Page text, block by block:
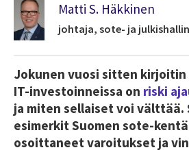
Matti S. Häkkinen
johtaja, sote- ja
Jokunen vuosi sitten
IT-investoinneissa on riski
ja miten sellaiset voi välttää.
esimerkit Suomen sote-
osoittaneet varoitukset ja